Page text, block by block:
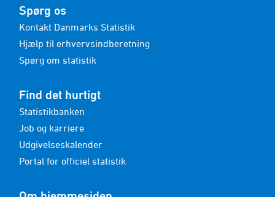
Spørg os
Kontakt Danmarks Statistik
Hjælp til erhvervsindberetning
Spørg om statistik
Find det hurtigt
Statistikbanken
Job og karriere
Udgivelseskalender
Portal for officiel statistik